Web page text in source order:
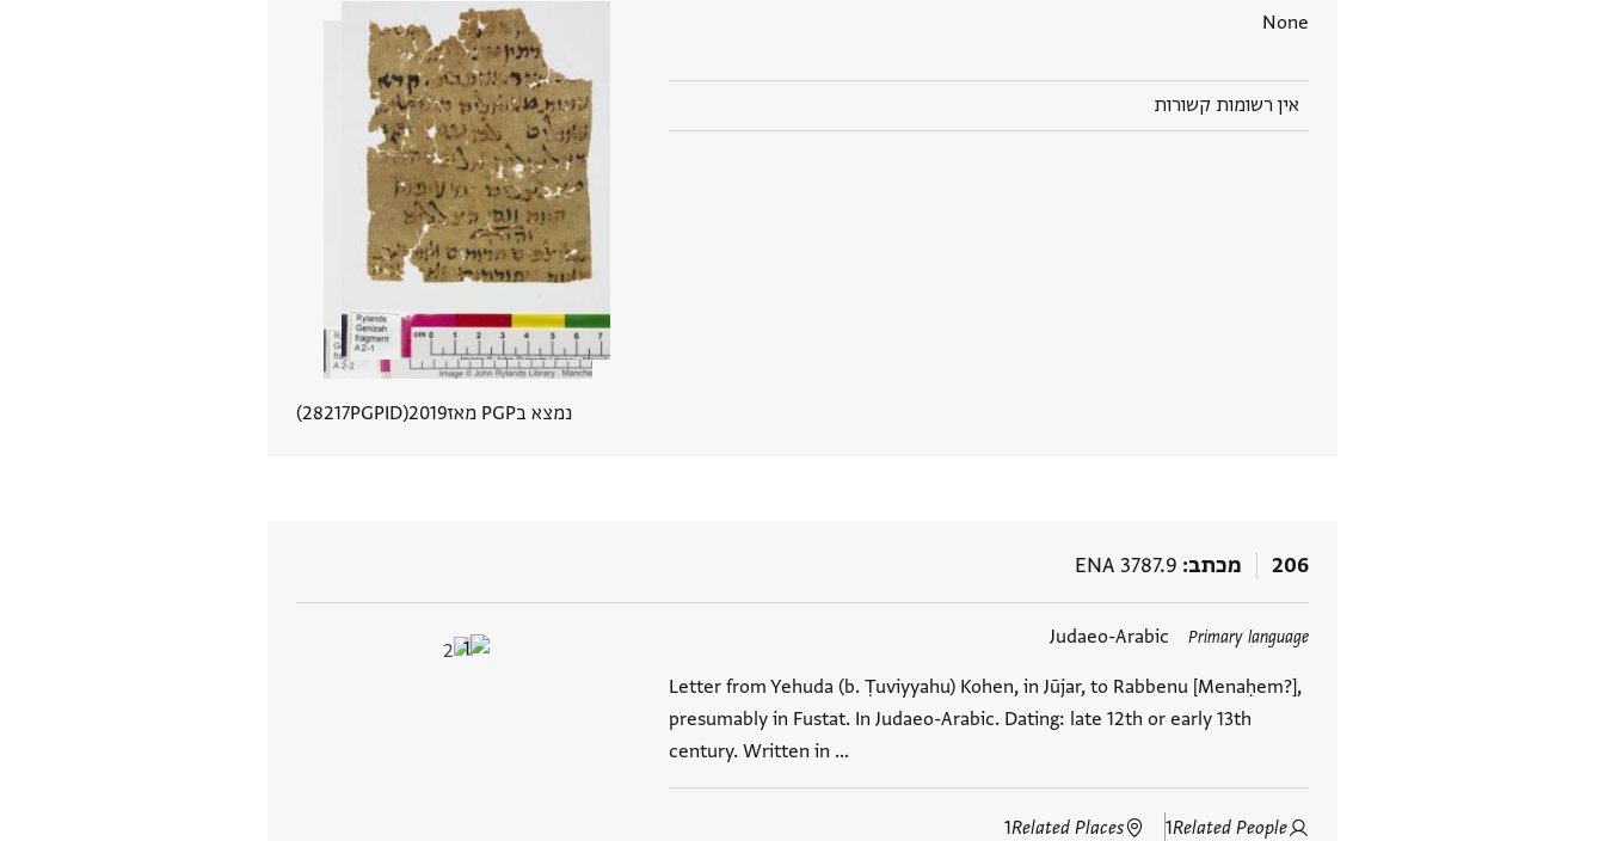
None
אין רשומות קשורות
נמצא בPGP מאז 2019
PGPID
28217
206 מכתב ENA 3787.9
Primary language
Judaeo-Arabic
Letter from Yehuda (b. Ṭuviyyahu) Kohen, in Jūjar, to Rabbenu [Menaḥem?],
presumably in Fustat. In Judaeo-Arabic. Dating: late 12th or early 13th
century. Written in …
Related People
1
Related Places
1